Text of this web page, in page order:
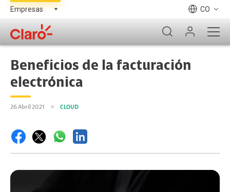
CO
Beneficios de la facturación
electrónica
26 Abril 2021 CLOUD